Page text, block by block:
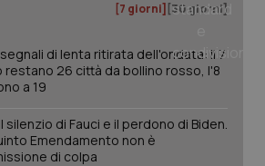
[7 giorni] [30 giorni]
di lenta ritirata dell'ondata: il 7
restano 26 città da bollino rosso, l'8
a 19
silenzio di Fauci e il perdono di Biden.
Emendamento non è
di colpa